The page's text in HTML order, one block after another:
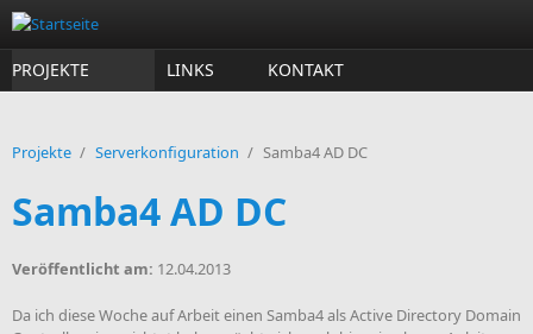
Direkt zum Inhalt
PROJEKTE LINKS KONTAKT
Projekte / Serverkonfiguration / Samba4 AD DC
Samba4 AD DC
Veröffentlicht am: 12.04.2013
Da ich diese Woche auf Arbeit einen Samba4 als Active Directory Domain